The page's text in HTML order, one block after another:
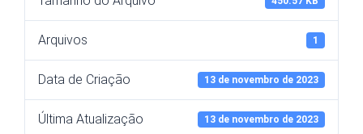
Arquivos 1
Data de Criação 13 de novembro de 2023
Última Atualização 13 de novembro de 2023